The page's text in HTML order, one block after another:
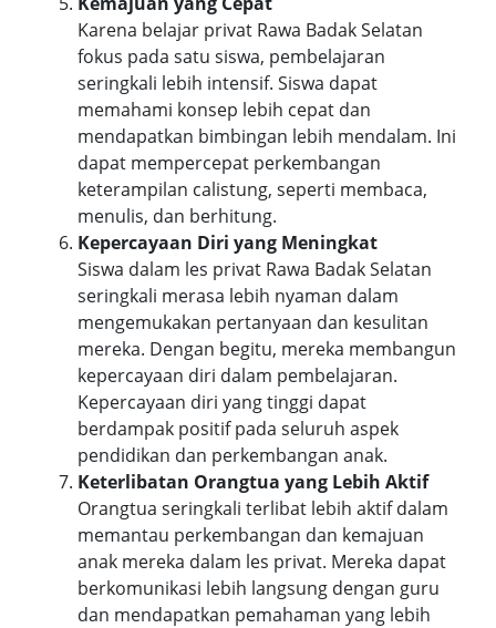
Karena belajar privat Rawa Badak Selatan
fokus pada satu siswa, pembelajaran
seringkali lebih intensif. Siswa dapat
memahami konsep lebih cepat dan
mendapatkan bimbingan lebih mendalam. Ini
dapat mempercepat perkembangan
keterampilan calistung, seperti membaca,
menulis, dan berhitung.
Kepercayaan Diri yang Meningkat
Siswa dalam les privat Rawa Badak Selatan
seringkali merasa lebih nyaman dalam
mengemukakan pertanyaan dan kesulitan
mereka. Dengan begitu, mereka membangun
kepercayaan diri dalam pembelajaran.
Kepercayaan diri yang tinggi dapat
berdampak positif pada seluruh aspek
pendidikan dan perkembangan anak.
Keterlibatan Orangtua yang Lebih Aktif
Orangtua seringkali terlibat lebih aktif dalam
memantau perkembangan dan kemajuan
anak mereka dalam les privat. Mereka dapat
berkomunikasi lebih langsung dengan guru
dan mendapatkan pemahaman yang lebih